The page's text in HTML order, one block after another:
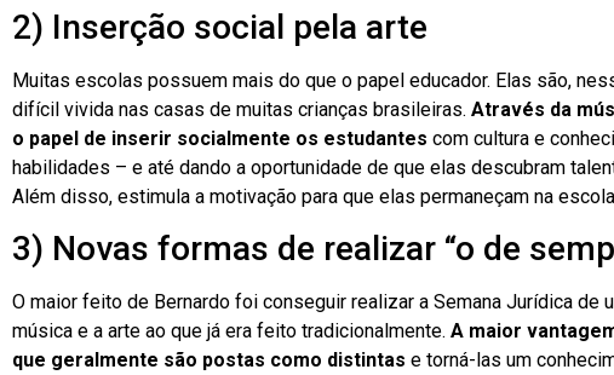
2) Inserção social pela arte
Muitas escolas possuem mais do que o papel educador. Elas são,
difícil vivida nas casas de muitas crianças brasileiras. Através da
o papel de inserir socialmente os estudantes com cultura e
habilidades – e até dando a oportunidade de que elas descubram
Além disso, estimula a motivação para que elas permaneçam na
3) Novas formas de realizar “o de
O maior feito de Bernardo foi conseguir realizar a Semana Jurídica de
música e a arte ao que já era feito tradicionalmente. A maior
que geralmente são postas como distintas e torná-las um